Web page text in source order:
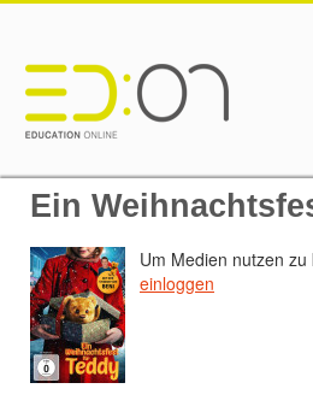
Ein
Um Medien nutzen
einloggen